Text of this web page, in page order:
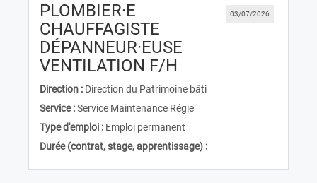
03/07/2026
PLOMBIER·E
CHAUFFAGISTE
DÉPANNEUR·EUSE
VENTILATION F/H
Direction : Direction du Patrimoine bâti
Service :Service Maintenance Régie
Type d'emploi : Emploi permanent
Durée (contrat, stage, apprentissage) :